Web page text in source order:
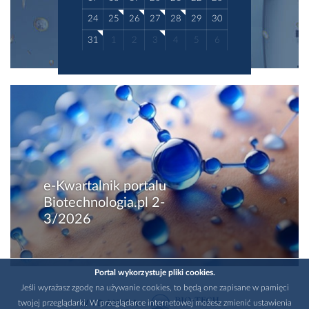
24 25 26 27 28 29 30
31 1 2 3 4 5 6
e-Kwartalnik portalu
Biotechnologia.pl 2-
3/2026
WYDAWCA
Portal wykorzystuje pliki cookies.
Jeśli wyrażasz zgodę na używanie cookies, to będą one zapisane w pamięci
twojej przeglądarki. W przeglądarce internetowej możesz zmienić ustawienia